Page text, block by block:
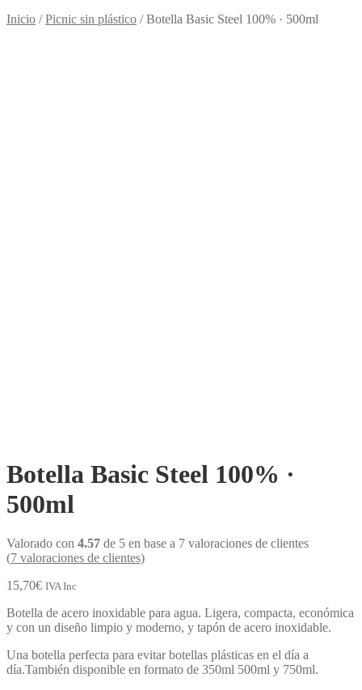
Inicio /Picnic sin plástico /Botella Basic Steel 100% · 500ml
Botella Basic Steel 100% ·
500ml
Valorado con 4.57 de 5 en base a 7 valoraciones de clientes
(7 valoraciones de clientes)
15,70€ IVA Inc
Botella de acero inoxidable para agua. Ligera, compacta, económica
y con un diseño limpio y moderno, y tapón de acero inoxidable.
Una botella perfecta para evitar botellas plásticas en el día a
día.También disponible en formato de 350ml 500ml y 750ml.